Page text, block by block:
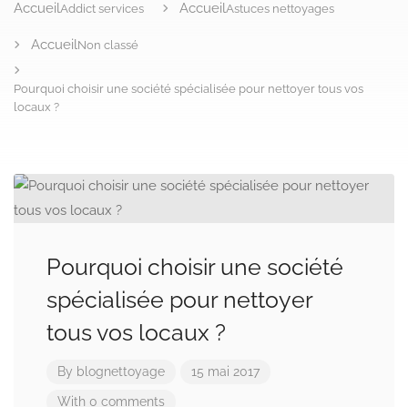
Addict services Astuces nettoyages
Non classé
Pourquoi choisir une société spécialisée pour nettoyer tous vos
locaux ?
Pourquoi choisir une société
spécialisée pour nettoyer
tous vos locaux ?
By blognettoyage 15 mai 2017
With 0 comments